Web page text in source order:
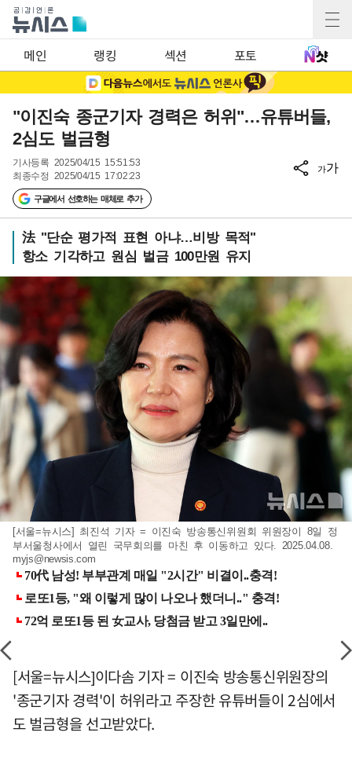
메인 랭킹 섹션 포토
"이진숙 종군기자 경력은 허위"…유튜버들,
2심도 벌금형
기사등록 2025/04/15 15:51:53
최종수정 2025/04/15 17:02:23
구글에서 선호하는 매체로 추가
가가
法 "단순 평가적 표현 아냐…비방 목적"
항소 기각하고 원심 벌금 100만원 유지
[서울=뉴시스] 최진석 기자 = 이진숙 방송통신위원회 위원장이 8일 정
부서울청사에서 열린 국무회의를 마친 후 이동하고 있다. 2025.04.08.
myjs@newsis.com
[서울=뉴시스]이다솜 기자 = 이진숙 방송통신위원장의
'종군기자 경력'이 허위라고 주장한 유튜버들이 2심에서
도 벌금형을 선고받았다.